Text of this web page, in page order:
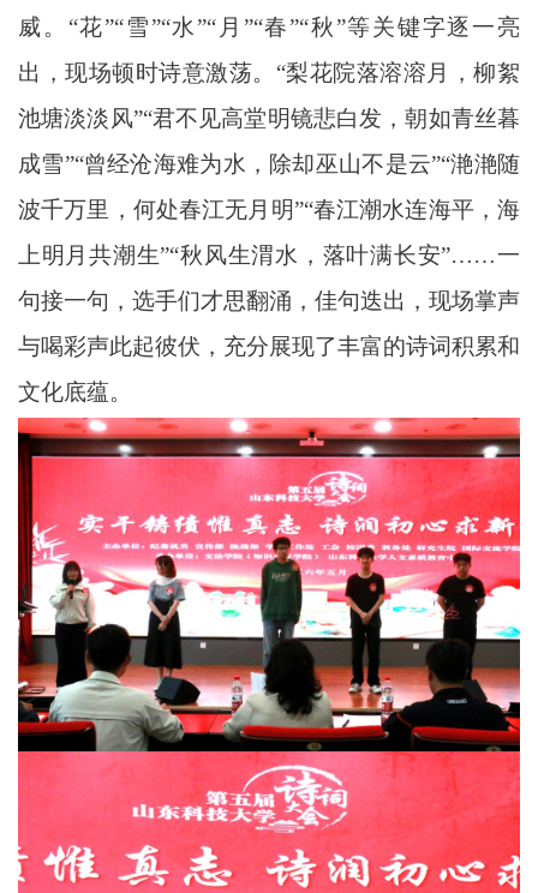
威。“花”“雪”“水”“月”“春”“秋”等关键字逐一亮
出，现场顿时诗意激荡。“梨花院落溶溶月，柳絮
池塘淡淡风”“君不见高堂明镜悲白发，朝如青丝暮
成雪”“曾经沧海难为水，除却巫山不是云”“滟滟随
波千万里，何处春江无月明”“春江潮水连海平，海
上明月共潮生”“秋风生渭水，落叶满长安”……一
句接一句，选手们才思翻涌，佳句迭出，现场掌声
与喝彩声此起彼伏，充分展现了丰富的诗词积累和
文化底蕴。